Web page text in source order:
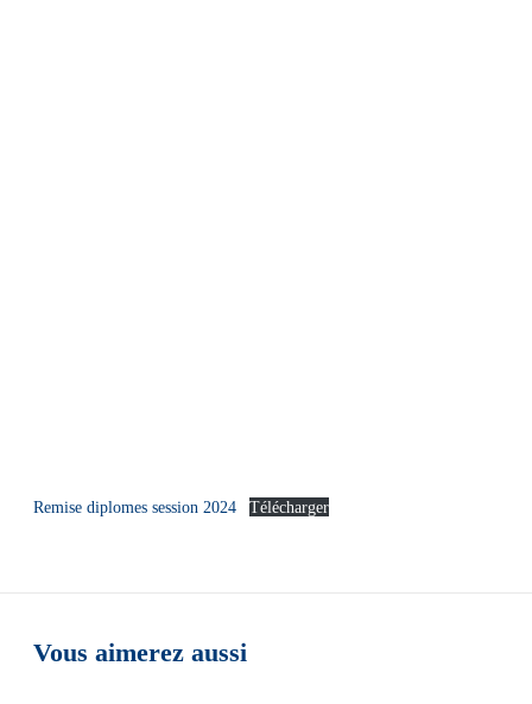
Remise diplomes session 2024 Télécharger
Vous aimerez aussi